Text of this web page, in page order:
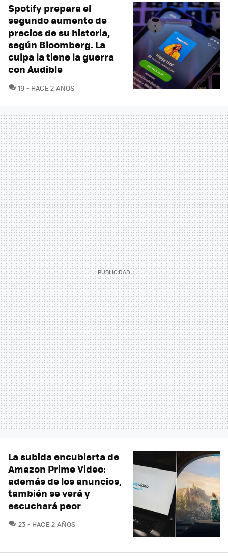
Spotify prepara el
segundo aumento de
precios de su historia,
según Bloomberg. La
culpa la tiene la guerra
con Audible
19 COMENTARIOS
HACE 2 AÑOS
La subida encubierta de
Amazon Prime Video:
además de los anuncios,
también se verá y
escuchará peor
23 COMENTARIOS
HACE 2 AÑOS